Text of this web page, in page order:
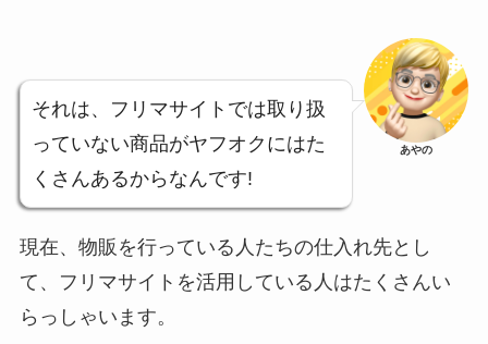
それは、フリマサイトでは取り扱
っていない商品がヤフオクにはた
くさんあるからなんです!
あやの
現在、物販を行っている人たちの仕入れ先とし
て、フリマサイトを活用している人はたくさんい
らっしゃいます。